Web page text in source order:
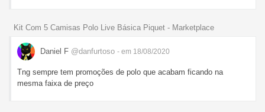
Kit Com 5 Camisas Polo Live Básica Piquet - Marketplace
Daniel F @danfurtoso - em 18/08/2020
Tng sempre tem promoções de polo que acabam ficando na
mesma faixa de preço